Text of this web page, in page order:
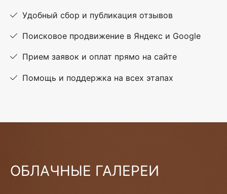
Удобный сбор и публикация отзывов
Поисковое продвижение в Яндекс и Google
Прием заявок и оплат прямо на сайте
Помощь и поддержка на всех этапах
ОБЛАЧНЫЕ ГАЛЕРЕИ